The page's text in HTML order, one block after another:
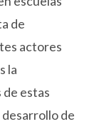
de
actores
la
estas
de